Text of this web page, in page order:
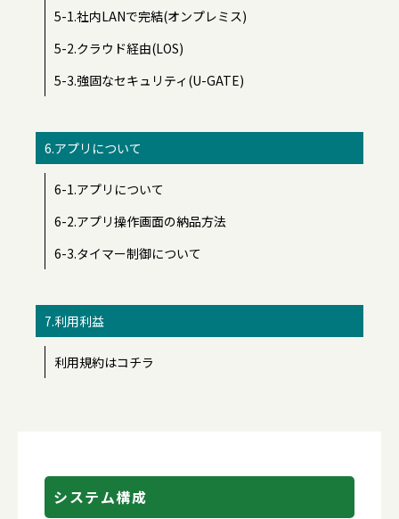
5-1.社内LANで完結(オンプレミス)
5-2.クラウド経由(LOS)
5-3.強固なセキュリティ(U-GATE)
6.アプリについて
6-1.アプリについて
6-2.アプリ操作画面の納品方法
6-3.タイマー制御について
7.利用利益
利用規約はコチラ
システム構成